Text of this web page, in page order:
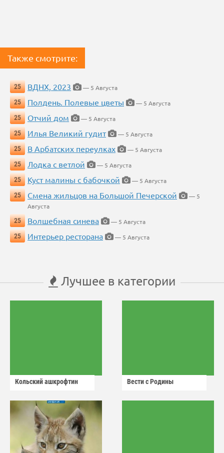
Также смотрите:
25 ВДНХ, 2023
— 5 Августа
25
Полдень. Полевые цветы
— 5 Августа
25
Отчий дом
— 5 Августа
25
Илья Великий гудит
— 5 Августа
25
В Арбатских переулках
— 5 Августа
25
Лодка с ветлой
— 5 Августа
25
Куст малины с бабочкой
— 5 Августа
25
Смена жильцов на Большой Печерской
— 5
Августа
25
Волшебная синева
— 5 Августа
25
Интерьер ресторана — 5 Августа
Лучшее в категории
Кольский ашкрофтин Вести с Родины